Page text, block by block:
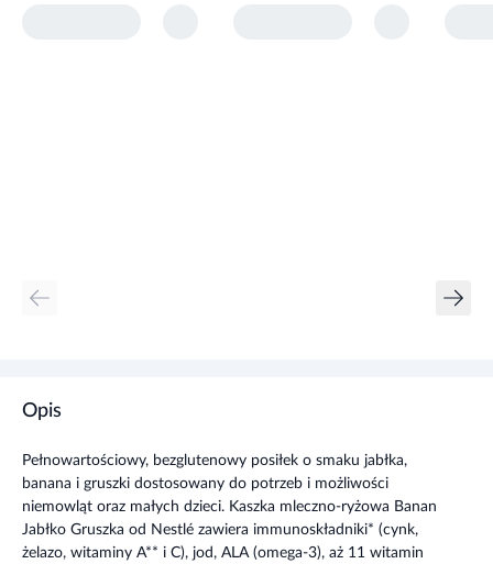
Opis
Pełnowartościowy, bezglutenowy posiłek o smaku jabłka,
banana i gruszki dostosowany do potrzeb i możliwości
niemowląt oraz małych dzieci. Kaszka mleczno-ryżowa Banan
Jabłko Gruszka od Nestlé zawiera immunoskładniki* (cynk,
żelazo, witaminy A** i C), jod, ALA (omega-3), aż 11 witamin